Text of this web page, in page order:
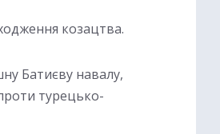
козацтва.
Батиєву навалу,
турецько-